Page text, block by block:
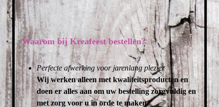
Waarom bij Kreafeest bestellen?
Perfecte afwerking voor jarenlang plezier
Wij werken alleen met kwaliteitsproducten en
doen er alles aan om uw bestelling zorgvuldig en
met zorg voor u in orde te maken.